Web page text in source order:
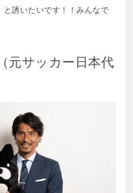
と誘いたいです！！みんなで
元サッカー日本代